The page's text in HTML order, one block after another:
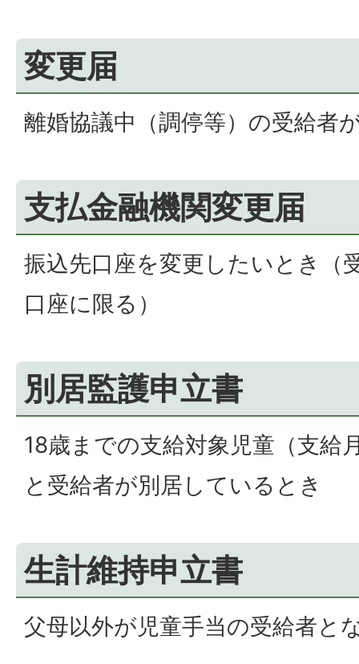
変更届
離婚協議中（調停等）の受給者
支払金融機関変更届
振込先口座を変更したいとき（
口座に限る）
別居監護申立書
18歳までの支給対象児童（支給
と受給者が別居しているとき
生計維持申立書
父母以外が児童手当の受給者と